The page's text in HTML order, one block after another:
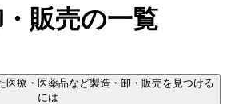
販売の一覧
医療・医薬品など製造・卸・販売を見つける
には